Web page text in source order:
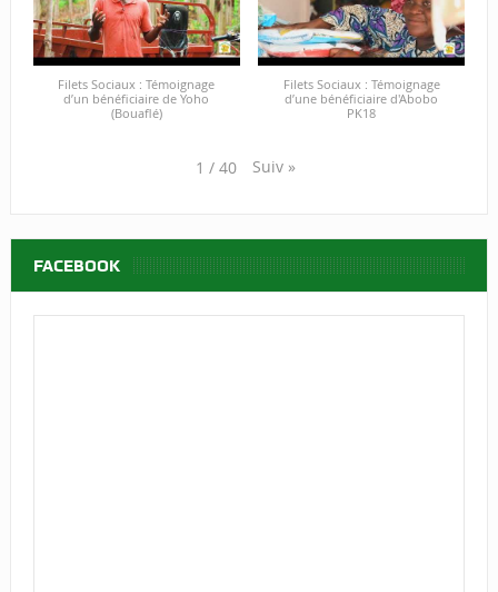
Filets Sociaux : Témoignage
d’un bénéficiaire de Yoho
(Bouaflé)
Filets Sociaux : Témoignage
d’une bénéficiaire d'Abobo
PK18
1 / 40 Suiv »
FACEBOOK